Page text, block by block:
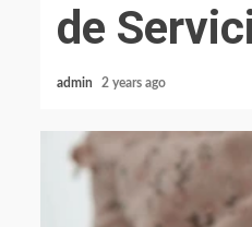
de
admin 2 years ago